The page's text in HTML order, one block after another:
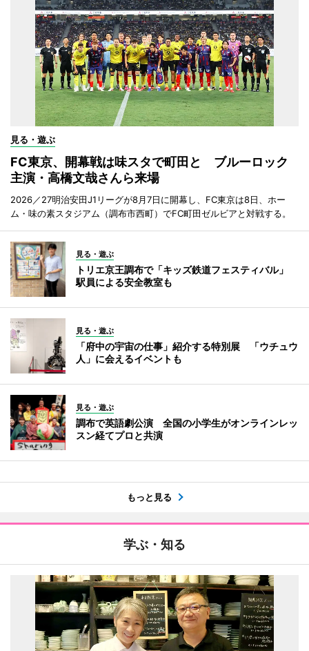
見る・遊ぶ
FC東京、開幕戦は味スタで町田と ブルーロック
主演・高橋文哉さんら来場
2026／27明治安田J1リーグが8月7日に開幕し、FC東京は8日、ホー
ム・味の素スタジアム（調布市西町）でFC町田ゼルビアと対戦する。
見る・遊ぶ
トリエ京王調布で「キッズ鉄道フェスティバル」
駅員による安全教室も
見る・遊ぶ
「府中の宇宙の仕事」紹介する特別展 「ウチュウ
人」に会えるイベントも
見る・遊ぶ
調布で英語劇公演 全国の小学生がオンラインレッ
スン経てプロと共演
もっと見る
学ぶ・知る